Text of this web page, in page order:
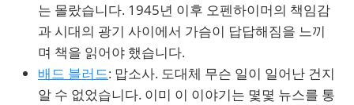
는 몰랐습니다. 1945년 이후 오펜하이머의 책임감
과 시대의 광기 사이에서 가슴이 답답해짐을 느끼
며 책을 읽어야 했습니다.
배드 블러드: 맙소사. 도대체 무슨 일이 일어난 건지
알 수 없었습니다. 이미 이 이야기는 몇몇 뉴스를 통